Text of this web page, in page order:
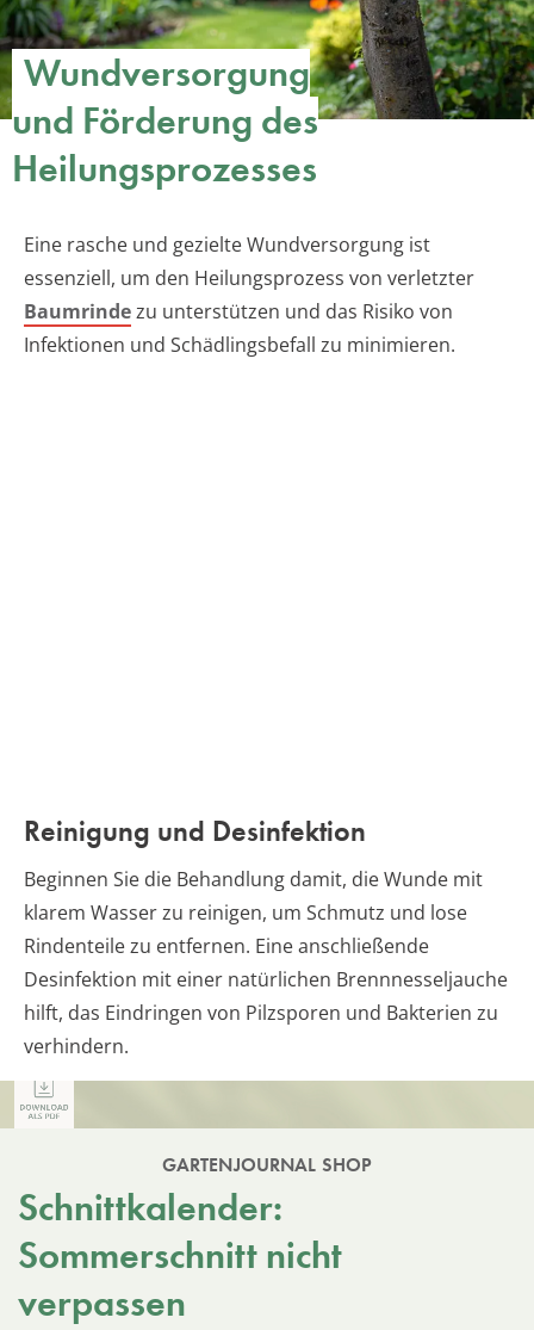
Wundversorgung
und Förderung des
Heilungsprozesses
Eine rasche und gezielte Wundversorgung ist
essenziell, um den Heilungsprozess von verletzter
Baumrindezu unterstützen und das Risiko von
Infektionen und Schädlingsbefall zu minimieren.
Reinigung und Desinfektion
Beginnen Sie die Behandlung damit, die Wunde mit
klarem Wasser zu reinigen, um Schmutz und lose
Rindenteile zu entfernen. Eine anschließende
Desinfektion mit einer natürlichen Brennnesseljauche
hilft, das Eindringen von Pilzsporen und Bakterien zu
verhindern.
GARTENJOURNAL SHOP
Schnittkalender:
Sommerschnitt nicht
verpassen